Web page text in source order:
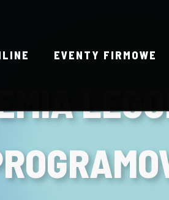
EVENTY FIRMOWE